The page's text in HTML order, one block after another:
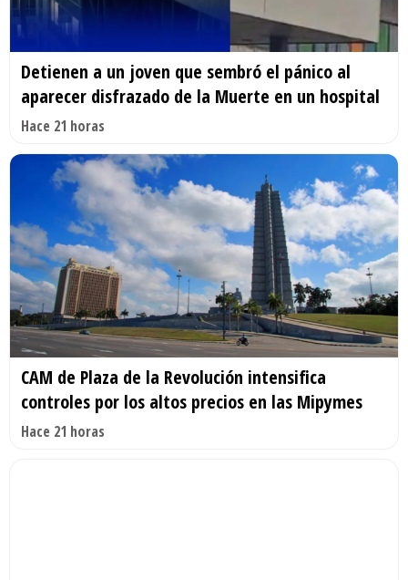
Detienen a un joven que sembró el pánico al
aparecer disfrazado de la Muerte en un hospital
Hace 21 horas
CAM de Plaza de la Revolución intensifica
controles por los altos precios en las Mipymes
Hace 21 horas